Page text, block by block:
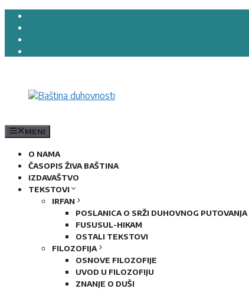
Preskoči
sadržaj
MENI
O NAMA
ČASOPIS ŽIVA BAŠTINA
IZDAVAŠTVO
TEKSTOVI
IRFAN
POSLANICA O SRŽI DUHOVNOG PUTOVANJA
FUSUSUL-HIKAM
OSTALI TEKSTOVI
FILOZOFIJA
OSNOVE FILOZOFIJE
UVOD U FILOZOFIJU
ZNANJE O DUŠI